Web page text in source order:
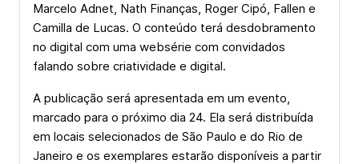
Marcelo Adnet, Nath Finanças, Roger Cipó, Fallen e
Camilla de Lucas. O conteúdo terá desdobramento
no digital com uma websérie com convidados
falando sobre criatividade e digital.
A publicação será apresentada em um evento,
marcado para o próximo dia 24. Ela será distribuída
em locais selecionados de São Paulo e do Rio de
Janeiro e os exemplares estarão disponíveis a partir